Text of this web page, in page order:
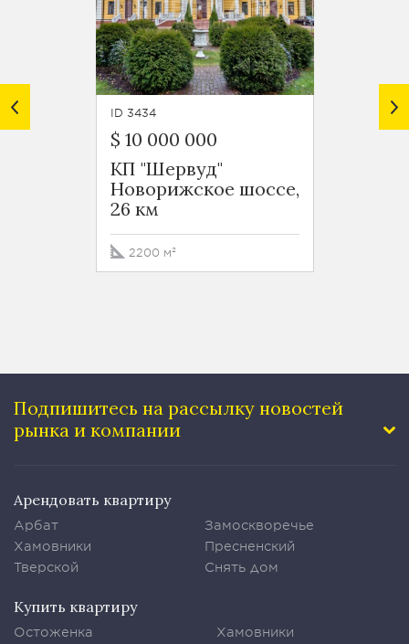
ID 3434
$ 10 000 000
КП "Шервуд"
Новорижское шоссе,
26 км
2200 м²
ID 3446
Подпишитесь на рассылку новостей
рынка и компании
Арендовать квартиру
Арбат
Хамовники
Тверской
Замоскворечье
Пресненский
Снять дом
Купить квартиру
Остоженка
Хамовники